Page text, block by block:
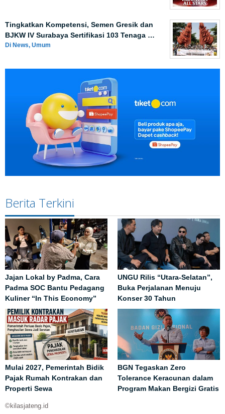
Tingkatkan Kompetensi, Semen Gresik dan
BJKW IV Surabaya Sertifikasi 103 Tenaga …
Di News, Umum
Berita Terkini
Jajan Lokal by Padma, Cara
Padma SOC Bantu Pedagang
Kuliner “In This Economy”
UNGU Rilis “Utara-Selatan”,
Buka Perjalanan Menuju
Konser 30 Tahun
Mulai 2027, Pemerintah Bidik
Pajak Rumah Kontrakan dan
Properti Sewa
BGN Tegaskan Zero
Tolerance Keracunan dalam
Program Makan Bergizi Gratis
©kilasjateng.id